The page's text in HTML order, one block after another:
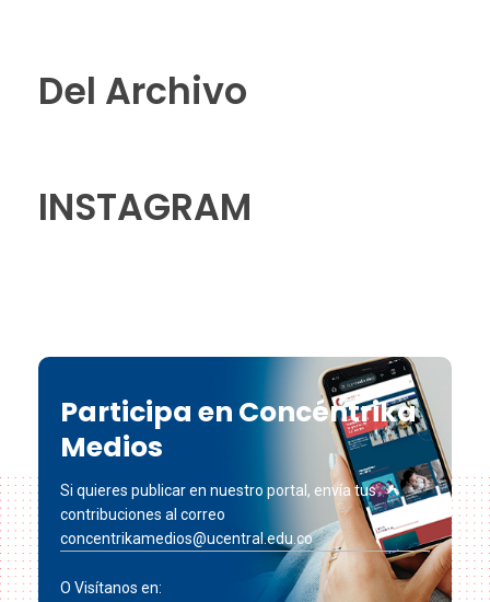
Del Archivo
INSTAGRAM
Participa en Concéntrika
Medios
Si quieres publicar en nuestro portal, envía tus
contribuciones al correo
concentrikamedios@ucentral.edu.co
O Visítanos en: